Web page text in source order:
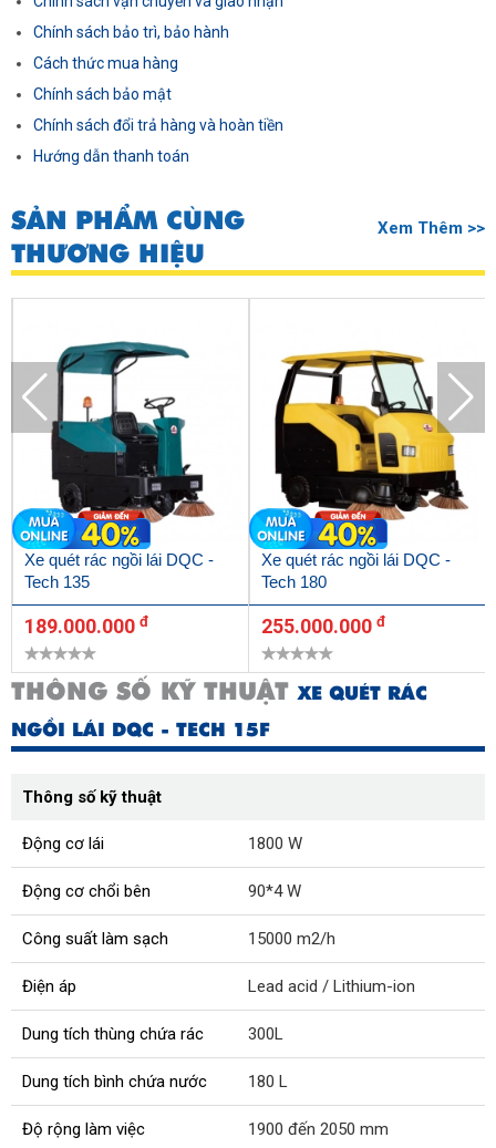
Chính sách bảo trì, bảo hành
Cách thức mua hàng
Chính sách bảo mật
Chính sách đổi trả hàng và hoàn tiền
Hướng dẫn thanh toán
SẢN PHẨM CÙNG
THƯƠNG HIỆU
Xem Thêm >>
Xe quét rác ngồi lái DQC -
Tech 135
189.000.000 đ
Xe quét rác ngồi lái DQC -
Tech 180
255.000.000 đ
THÔNG SỐ KỸ THUẬTXE QUÉT RÁC
NGỒI LÁI DQC - TECH 15F
Thông số kỹ thuật
Động cơ lái 1800 W
Động cơ chổi bên 90*4 W
Công suất làm sạch 15000 m2/h
Điện áp Lead acid / Lithium-ion
Dung tích thùng chứa rác 300L
Dung tích bình chứa nước 180 L
Độ rộng làm việc 1900 đến 2050 mm